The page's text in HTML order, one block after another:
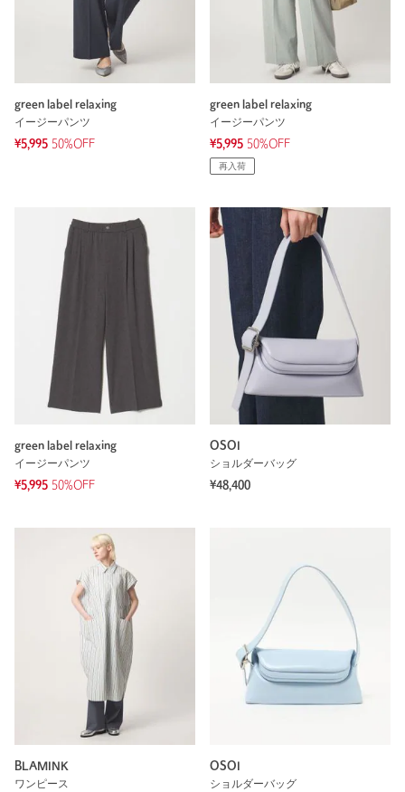
green label relaxing
イージーパンツ
¥5,995 50%OFF
green label relaxing
イージーパンツ
¥5,995 50%OFF
再入荷
green label relaxing
イージーパンツ
¥5,995 50%OFF
OSOI
ショルダーバッグ
¥48,400
BLAMINK
ワンピース
OSOI
ショルダーバッグ